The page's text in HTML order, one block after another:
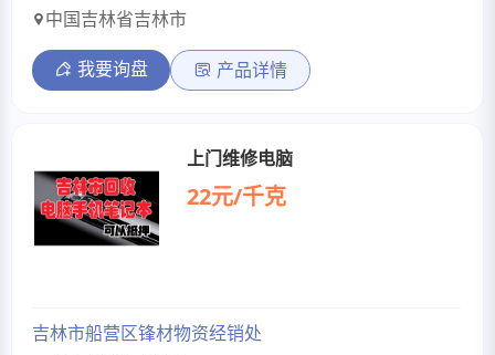
中国吉林省吉林市
我要询盘 产品详情
上门维修电脑
22元/千克
吉林市船营区锋材物资经销处